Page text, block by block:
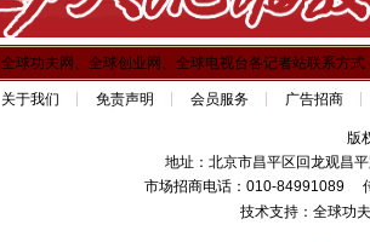
全球功夫网、全球创业网、全球电视台各记者站联系方式
关于我们 免责声明 会员服务 广告招商
版
地址：北京市昌平区回龙观昌
市场招商电话：010-84991089
技术支持：全球